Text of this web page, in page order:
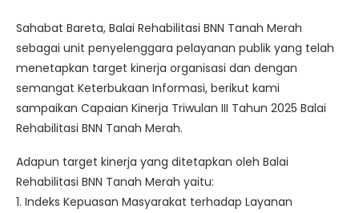
Sahabat Bareta, Balai Rehabilitasi BNN Tanah Merah
sebagai unit penyelenggara pelayanan publik yang telah
menetapkan target kinerja organisasi dan dengan
semangat Keterbukaan Informasi, berikut kami
sampaikan Capaian Kinerja Triwulan III Tahun 2025 Balai
Rehabilitasi BNN Tanah Merah.
Adapun target kinerja yang ditetapkan oleh Balai
Rehabilitasi BNN Tanah Merah yaitu:
1. Indeks Kepuasan Masyarakat terhadap Layanan